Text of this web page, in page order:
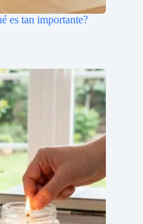
es tan importante?